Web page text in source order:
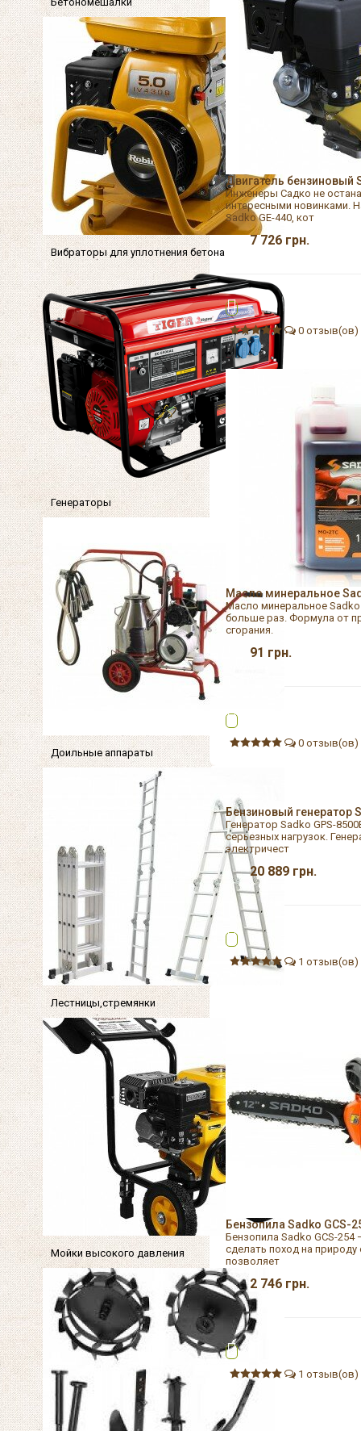
Вибраторы для уплотнения бетона
Генераторы
Доильные аппараты
Лестницы,стремянки
Мойки высокого давления
Двигатель бензиновый
Инженеры Садко не
интересными новинками.
Sadko GE-440, кот
7 726 грн.
0 отзыв(ов)
Масло минеральное
Масло минеральное
больше раз. Формула от
сгорания.
91 грн.
0 отзыв(ов)
Бензиновый генератор
Генератор Sadko GPS-
серьезных нагрузок.
электричест
20 889 грн.
1 отзыв(ов)
Бензопила Sadko GCS-
Бензопила Sadko GCS-
сделать поход на
позволяет
2 746 грн.
1 отзыв(ов)